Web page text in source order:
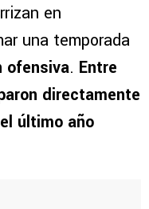
en
una temporada
ofensiva. Entre
directamente
último año